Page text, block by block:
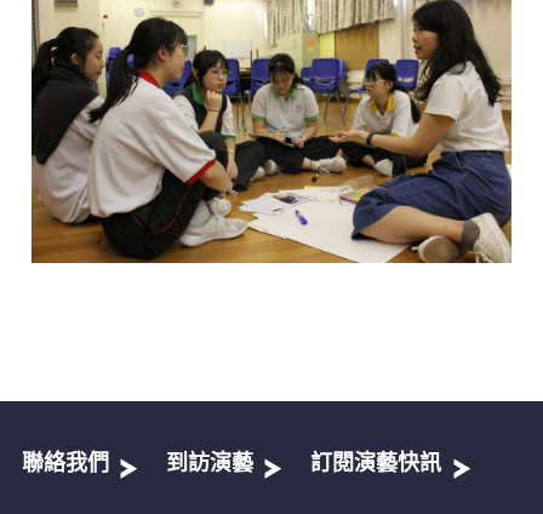
聯絡我們 到訪演藝 訂閱演藝快訊